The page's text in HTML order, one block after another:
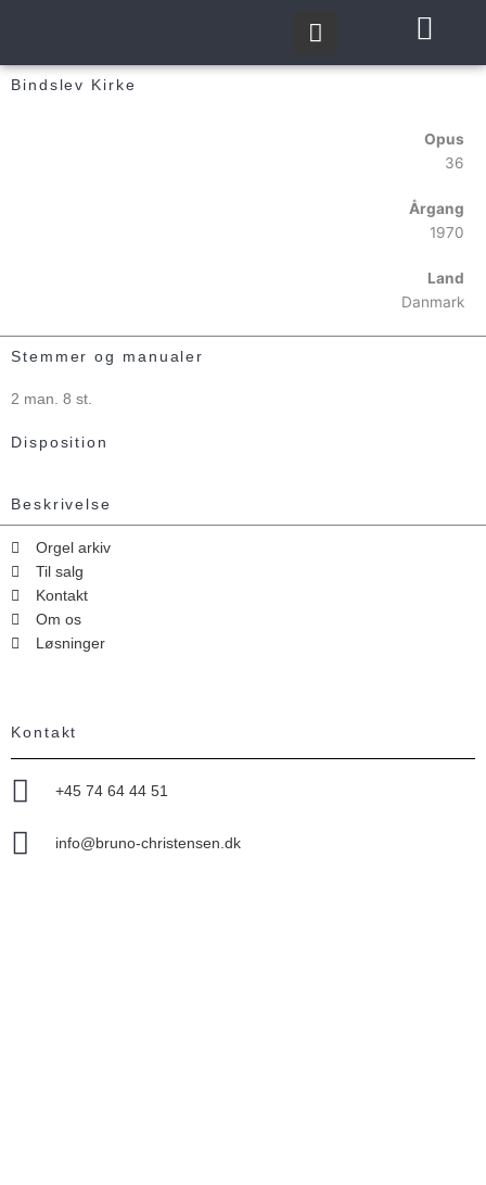
Bindslev Kirke
Opus
36
Årgang
1970
Land
Danmark
Stemmer og manualer
2 man. 8 st.
Disposition
Beskrivelse
Orgel arkiv
Til salg
Kontakt
Om os
Løsninger
Kontakt
+45 74 64 44 51
info@bruno-christensen.dk